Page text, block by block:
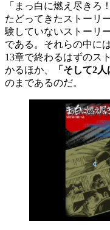
「まっ白に燃え尽きろ
たどってきたストーリ
験していないストーリ
である。それらの中には
13章で終わるはずのス
かるほか、
「そして2
のまであるのだ。